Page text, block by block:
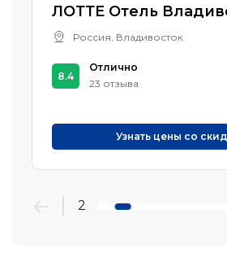
ЛОТТЕ Отель
Россия, Владивосток
8.4
Отлично
23 отзыва
Узнать цены со
2